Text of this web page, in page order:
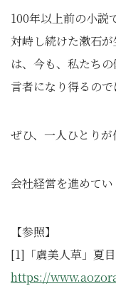
100年以上前の小説
対峙し続けた漱石
は、今も、私たち
言者になり得るので
ぜひ、一人ひとりが
会社経営を進めてい
【参照】
[1]「虞美人草」夏
https://